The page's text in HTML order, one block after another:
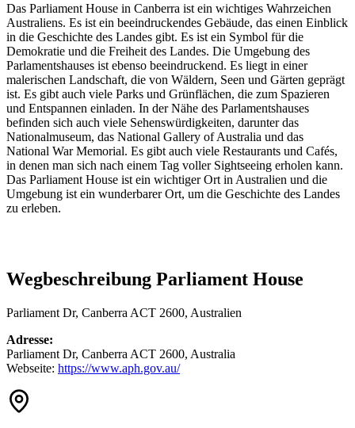
Das Parliament House in Canberra ist ein wichtiges Wahrzeichen
Australiens. Es ist ein beeindruckendes Gebäude, das einen Einblick
in die Geschichte des Landes gibt. Es ist ein Symbol für die
Demokratie und die Freiheit des Landes. Die Umgebung des
Parlamentshauses ist ebenso beeindruckend. Es liegt in einer
malerischen Landschaft, die von Wäldern, Seen und Gärten geprägt
ist. Es gibt auch viele Parks und Grünflächen, die zum Spazieren
und Entspannen einladen. In der Nähe des Parlamentshauses
befinden sich auch viele Sehenswürdigkeiten, darunter das
Nationalmuseum, das National Gallery of Australia und das
National War Memorial. Es gibt auch viele Restaurants und Cafés,
in denen man sich nach einem Tag voller Sightseeing erholen kann.
Das Parliament House ist ein wichtiger Ort in Australien und die
Umgebung ist ein wunderbarer Ort, um die Geschichte des Landes
zu erleben.
Wegbeschreibung Parliament House
Parliament Dr, Canberra ACT 2600, Australien
Adresse:
Parliament Dr, Canberra ACT 2600, Australia
Webseite: https://www.aph.gov.au/